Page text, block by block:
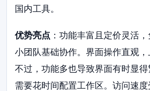
国内工具。
优势亮点 ：功能丰富且定价灵活
小团队基础协作。界面操作直观，
不过，功能多也导致界面有时显
需要花时间配置工作区。访问速